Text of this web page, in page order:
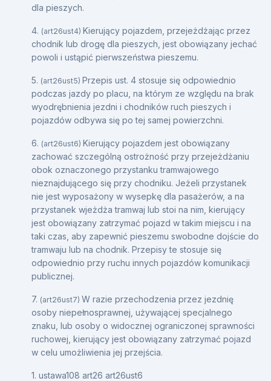
dla pieszych.
4. (art26ust4) Kierujący pojazdem, przejeżdżając przez
chodnik lub drogę dla pieszych, jest obowiązany jechać
powoli i ustąpić pierwszeństwa pieszemu.
5. (art26ust5) Przepis ust. 4 stosuje się odpowiednio
podczas jazdy po placu, na którym ze względu na brak
wyodrębnienia jezdni i chodników ruch pieszych i
pojazdów odbywa się po tej samej powierzchni.
6. (art26ust6) Kierujący pojazdem jest obowiązany
zachować szczególną ostrożność przy przejeżdżaniu
obok oznaczonego przystanku tramwajowego
nieznajdującego się przy chodniku. Jeżeli przystanek
nie jest wyposażony w wysepkę dla pasażerów, a na
przystanek wjeżdża tramwaj lub stoi na nim, kierujący
jest obowiązany zatrzymać pojazd w takim miejscu i na
taki czas, aby zapewnić pieszemu swobodne dojście do
tramwaju lub na chodnik. Przepisy te stosuje się
odpowiednio przy ruchu innych pojazdów komunikacji
publicznej.
7. (art26ust7) W razie przechodzenia przez jezdnię
osoby niepełnosprawnej, używającej specjalnego
znaku, lub osoby o widocznej ograniczonej sprawności
ruchowej, kierujący jest obowiązany zatrzymać pojazd
w celu umożliwienia jej przejścia.
1. ustawa108 art26 art26ust6